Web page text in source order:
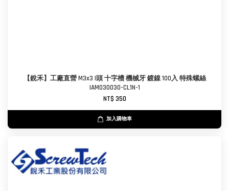
【銳禾】工廠直營 M3x3 I頭 十字槽 機械牙 鍍鎳 100入 特殊螺絲
IAM030030-CL1N-1
NT$ 350
加入購物車